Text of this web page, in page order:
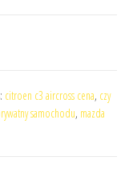
citroen c3 aircross cena, czy
samochodu, mazda